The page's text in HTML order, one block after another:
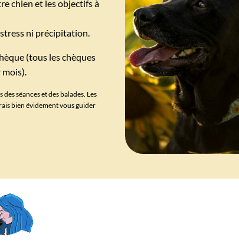
chien et les objectifs à
ni précipitation.
(tous les chèques
mois).
séances et des balades. Les
bien évidement vous guider